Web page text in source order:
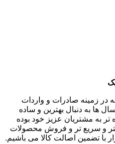
با ۴۰ سال سابقه در زمینه صادرات و واردات
ها به دنبال بهترین و ساده
به مشتریان عزیز خود بوده
و سریع تر و فروش محصولات
با تضمین اصالت کالا می باشیم.